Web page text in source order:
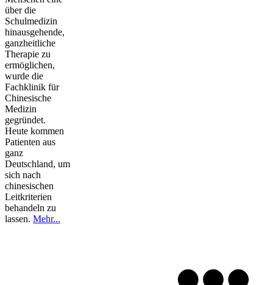
über die
Schulmedizin
hinausgehende,
ganzheitliche
Therapie zu
ermöglichen,
wurde die
Fachklinik für
Chinesische
Medizin
gegründet.
Heute kommen
Patienten aus
ganz
Deutschland, um
sich nach
chinesischen
Leitkriterien
behandeln zu
lassen. Mehr...